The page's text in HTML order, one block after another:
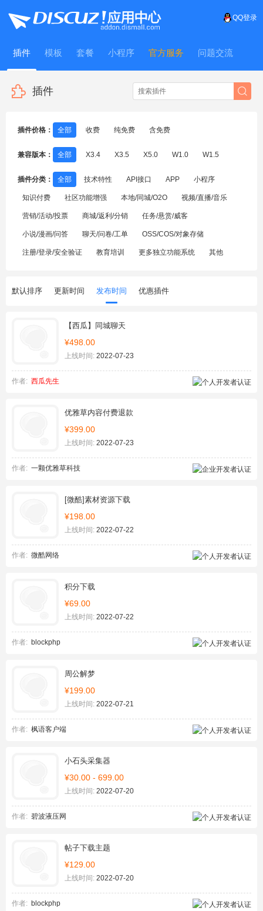
QQ登录
插件 模板 套餐 小程序 官方服务 问题交流
WitFrame
插件
插件价格： 全部 收费 纯免费 含免费
兼容版本： 全部 X3.4 X3.5 X5.0 W1.0 W1.5
插件分类： 全部 技术特性 API接口 APP 小程序
知识付费 社区功能增强 本地/同城/O2O 视频/直播/音乐
营销/活动/投票 商城/返利/分销 任务/悬赏/威客
小说/漫画/问答 聊天/问卷/工单 OSS/COS/对象存储
注册/登录/安全验证 教育培训 更多独立功能系统 其他
默认排序 更新时间 发布时间 优惠插件
【西瓜】同城聊天
¥498.00
上线时间: 2022-07-23
作者: 西瓜先生
优雅草内容付费退款
¥399.00
上线时间: 2022-07-23
作者: 一颗优雅草科技
[微酷]素材资源下载
¥198.00
上线时间: 2022-07-22
作者: 微酷网络
积分下载
¥69.00
上线时间: 2022-07-22
作者: blockphp
周公解梦
¥199.00
上线时间: 2022-07-21
作者: 枫语客户端
小石头采集器
¥30.00 - 699.00
上线时间: 2022-07-20
作者: 碧波液压网
帖子下载主题
¥129.00
上线时间: 2022-07-20
作者: blockphp